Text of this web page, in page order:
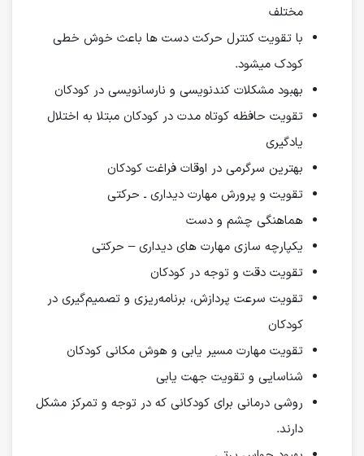
مختلف
با تقویت کنترل حرکت دست ها باعث خوش خطی
کودک میشود.
بهبود مشکلات کندنویسی و نارسانویسی در کودکان
تقویت حافظه کوتاه مدت در کودکان مبتلا به اختلال
یادگیری
بهترین سرگرمی در اوقات فراغت کودکان
تقویت و پرورش مهارت دیداری ـ حرکتی
هماهنگی چشم و دست
یکپارچه سازی مهارت های دیداری – حرکتی
تقویت دقت و توجه در کودکان
تقویت سرعت پردازش، برنامه‌ریزی و تصمیم‌گیری در
کودکان
تقویت مهارت مسیر یابی و هوش مکانی کودکان
شناسایی و تقویت جهت یابی
روشی درمانی برای کودکانی که در توجه و تمرکز مشکل
دارند.